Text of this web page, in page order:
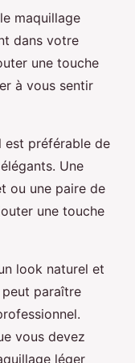
maquillage
dans votre
une touche
à vous sentir
est préférable de
Une
ou une paire de
une touche
look naturel et
paraître
vous devez
léger